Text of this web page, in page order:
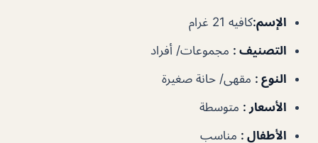
الإسم:كافيه 21 غرام
التصنيف : مجموعات/ أفراد
النوع : مقهى/ حانة صغيرة
الأسعار : متوسطة
الأطفال : مناسب